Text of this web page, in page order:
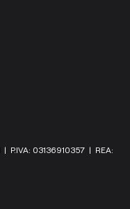
03136910357 | REA: